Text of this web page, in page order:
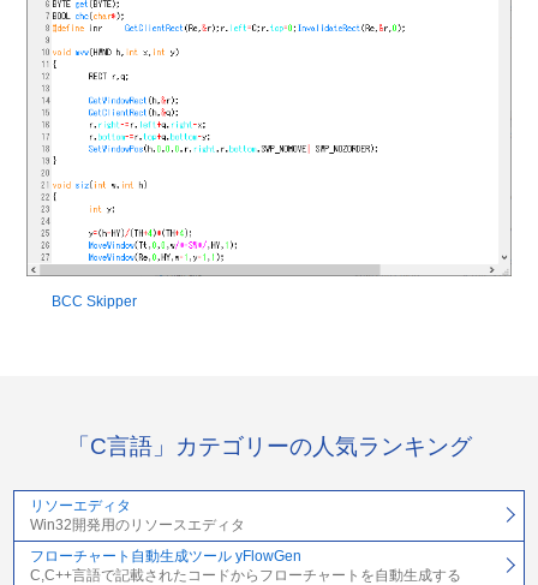
BCC Skipper
「C言語」カテゴリーの人気ランキング
リソーエディタ
Win32開発用のリソースエディタ
フローチャート自動生成ツール yFlowGen
C,C++言語で記載されたコードからフローチャートを自動生成する